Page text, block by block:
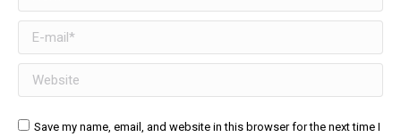
E-mail *
Website
Save my name, email, and website in this browser for the next time I